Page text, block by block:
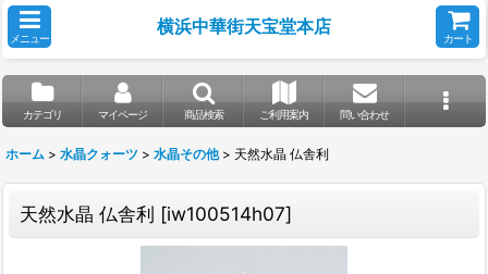
メニュー
横浜中華街天宝堂本店
カート
カテゴリ マイページ 商品検索 ご利用案内 問い合わせ
ホーム > 水晶クォーツ > 水晶その他 > 天然水晶 仏舎利
天然水晶 仏舎利 [iw100514h07]